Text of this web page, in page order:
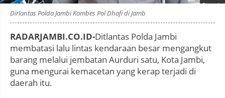
Photo by
Dirlantas Polda Jambi Kombes Pol Dhafi di Jamb
RADARJAMBI.CO.ID-Ditlantas Polda Jambi
membatasi lalu lintas kendaraan besar mengangkut
barang melalui jembatan Aurduri satu, Kota Jambi,
guna mengurai kemacetan yang kerap terjadi di
daerah itu.